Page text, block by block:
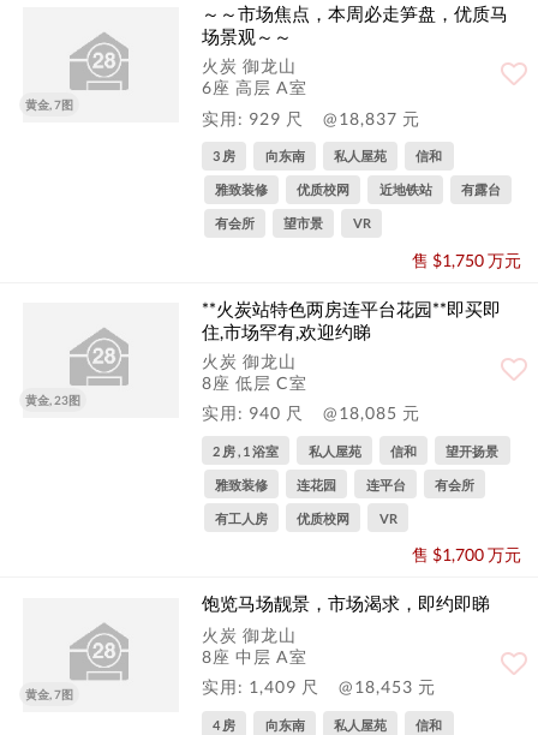
黄金, 7图
～～市场焦点，本周必走笋盘，优质马
场景观～～
火炭 御龙山
6座 高层 A室
实用: 929 尺
@18,837 元
3 房 向东南 私人屋苑 信和
雅致装修 优质校网 近地铁站 有露台
有会所 望市景 VR
售 $1,750 万元
黄金, 23图
**火炭站特色两房连平台花园**即买即
住,市场罕有,欢迎约睇
火炭 御龙山
8座 低层 C室
实用: 940 尺
@18,085 元
2 房 , 1 浴室 私人屋苑 信和 望开扬景
雅致装修 连花园 连平台 有会所
有工人房 优质校网 VR
售 $1,700 万元
黄金, 7图
饱览马场靓景，市场渴求，即约即睇
火炭 御龙山
8座 中层 A室
实用: 1,409 尺
@18,453 元
4 房 向东南 私人屋苑 信和